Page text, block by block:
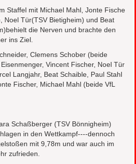
Staffel mit Michael Mahl, Jonte Fische
Noel Tür(TSV Bietigheim) und Beat
die Nerven und brachte den
ins Ziel.
Clemens Schober (beide
Vincent Fischer, Noel Tür
Langjahr, Beat Schaible, Paul Stahl
Fischer, Michael Mahl (beide VfL
Schaßberger (TSV Bönnigheim)
in den Wettkampf----dennoch
mit 9,78m und war auch im
zufrieden.